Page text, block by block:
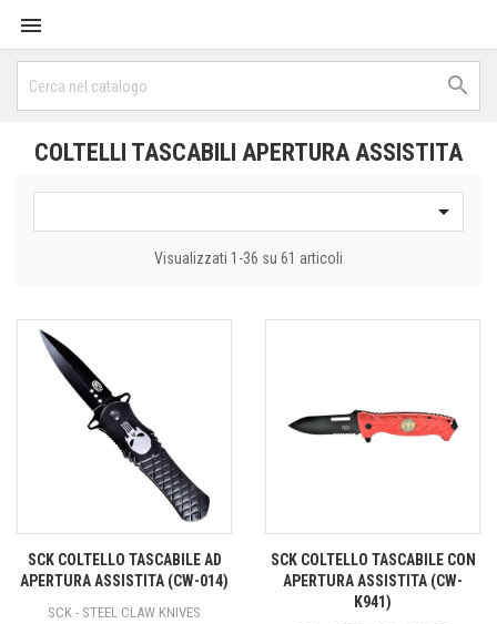


COLTELLI TASCABILI APERTURA ASSISTITA

Visualizzati 1-36 su 61 articoli
SCK COLTELLO TASCABILE AD
APERTURA ASSISTITA (CW-014)
SCK - STEEL CLAW KNIVES
SCK COLTELLO TASCABILE CON
APERTURA ASSISTITA (CW-
K941)